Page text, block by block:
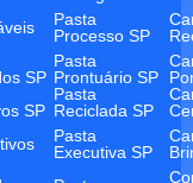
Pasta
Processo SP
SP
Pasta
Prontuário SP
SP
Pasta
Reciclada SP
Pasta
Executiva SP